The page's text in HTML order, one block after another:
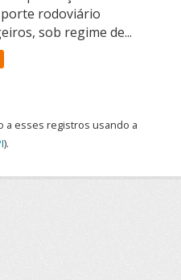
rodoviário
sob regime de...
a esses registros usando a
).